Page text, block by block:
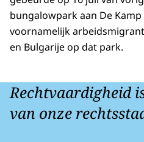
bungalowpark aan De Kamp
voornamelijk
en Bulgarije op dat park.
Rechtvaardigheid
van onze